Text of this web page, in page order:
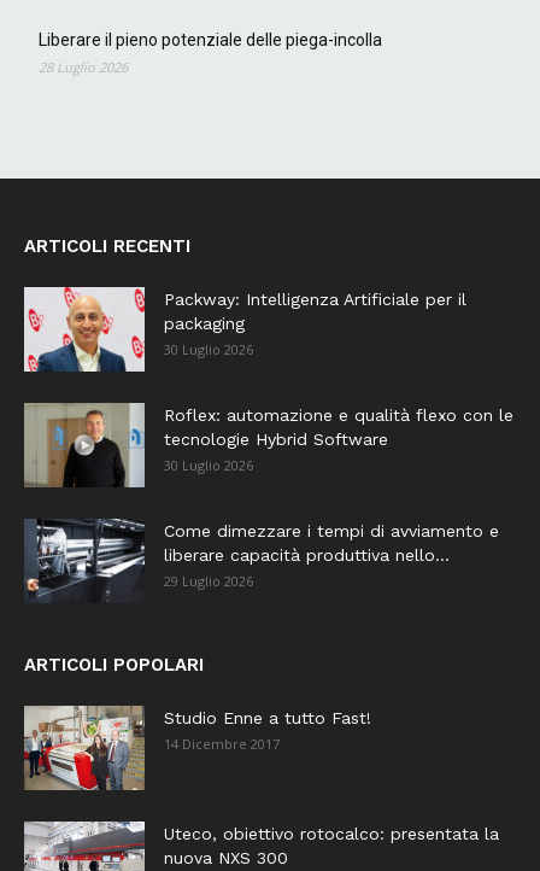
Liberare il pieno potenziale delle piega-incolla
28 Luglio 2026
ARTICOLI RECENTI
Packway: Intelligenza Artificiale per il
packaging
30 Luglio 2026
Roflex: automazione e qualità flexo con le
tecnologie Hybrid Software
30 Luglio 2026
Come dimezzare i tempi di avviamento e
liberare capacità produttiva nello...
29 Luglio 2026
ARTICOLI POPOLARI
Studio Enne a tutto Fast!
14 Dicembre 2017
Uteco, obiettivo rotocalco: presentata la
nuova NXS 300